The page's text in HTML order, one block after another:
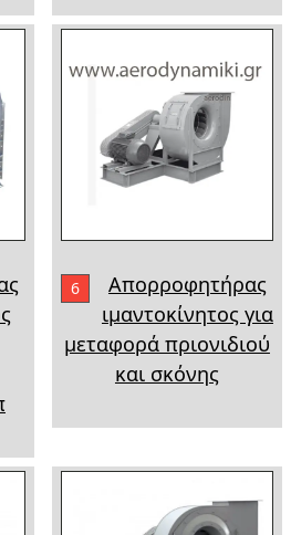
6
Απορροφητήρας
ιμαντοκίνητος για
μεταφορά πριονιδιού
και σκόνης